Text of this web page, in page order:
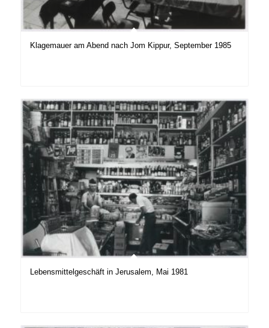
Klagemauer am Abend nach Jom Kippur, September 1985
Lebensmittelgeschäft in Jerusalem, Mai 1981